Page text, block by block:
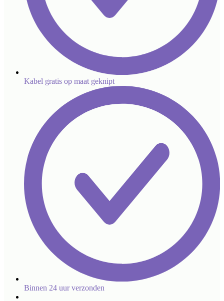
Kabel gratis op maat geknipt
Binnen 24 uur verzonden